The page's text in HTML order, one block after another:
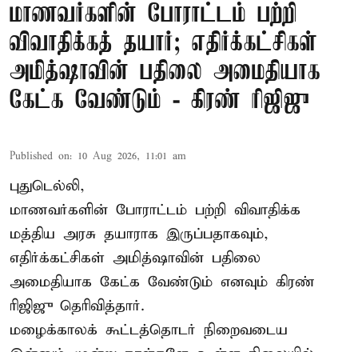
மாணவர்களின் போராட்டம் பற்றி
விவாதிக்கத் தயார்; எதிர்க்கட்சிகள்
அமித்ஷாவின் பதிலை அமைதியாக
கேட்க வேண்டும் - கிரண் ரிஜிஜு
Published on: 10 Aug 2026, 11:01 am
புதுடெல்லி,
மாணவர்களின் போராட்டம் பற்றி விவாதிக்க
மத்திய அரசு தயாராக இருப்பதாகவும்,
எதிர்க்கட்சிகள் அமித்ஷாவின் பதிலை
அமைதியாக கேட்க வேண்டும் எனவும் கிரண்
ரிஜிஜு தெரிவித்தார்.
மழைக்காலக் கூட்டத்தொடர் நிறைவடைய